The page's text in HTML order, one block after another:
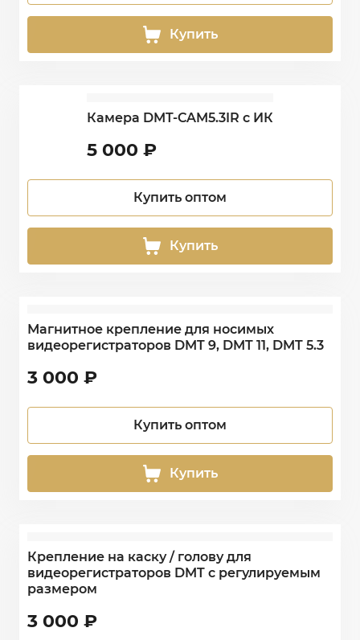
Купить
Камера DMT-CAM5.3IR с ИК
5 000 ₽
Купить оптом
Купить
Магнитное крепление для носимых
видеорегистраторов DMT 9, DMT 11, DMT 5.3
3 000 ₽
Купить оптом
Купить
Крепление на каску / голову для
видеорегистраторов DMT с регулируемым
размером
3 000 ₽